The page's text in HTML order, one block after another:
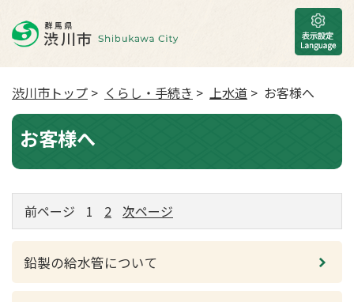
渋川市トップ > くらし・手続き > 上水道 > お客様へ
お客様へ
前ページ 1 2 次ページ
鉛製の給水管について